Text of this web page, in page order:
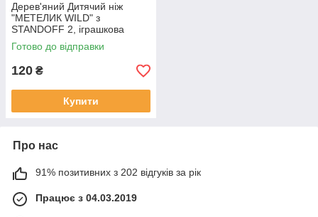
Дерев'яний Дитячий ніж
"МЕТЕЛИК WILD" з
STANDOFF 2, іграшкова
зброя
Готово до відправки
120 ₴
Купити
Про нас
91% позитивних з 202 відгуків за рік
Працює з 04.03.2019